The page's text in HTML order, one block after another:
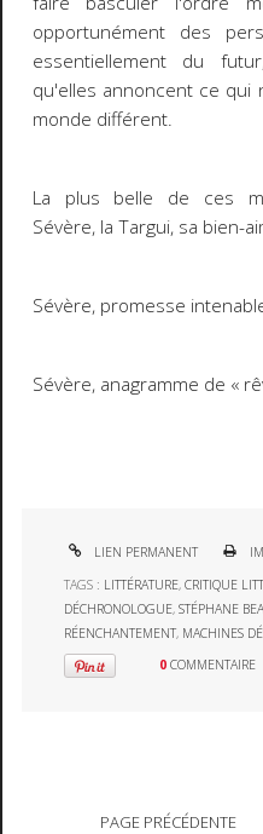
opportunément des
essentiellement du
qu'elles annoncent ce qui
monde différent.
La plus belle de ces
Sévère, la Targui, sa bien-
Sévère, promesse
Sévère, anagramme de «
LIEN PERMANENT
TAGS : LITTÉRATURE,CRITIQUE
DÉCHRONOLOGUE,STÉPHANE
RÉENCHANTEMENT, MACHINES
0 COMMENTAIRE
PAGE PRÉCÉDENTE